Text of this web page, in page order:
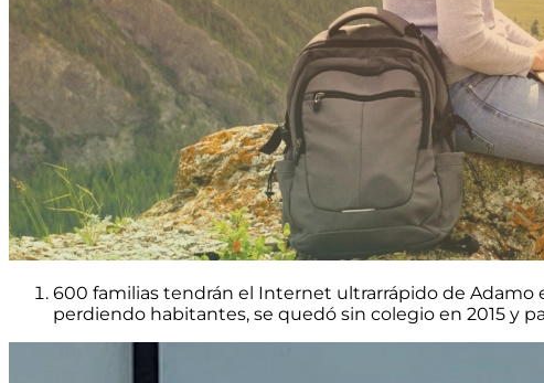
600 familias tendrán el Internet ultrarrápido de Adamo
perdiendo habitantes, se quedó sin colegio en 2015 y